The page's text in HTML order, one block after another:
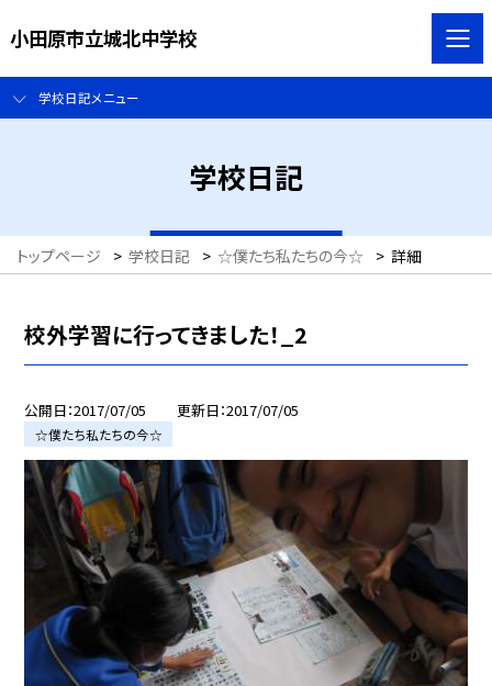
小田原市立城北中学校
学校日記メニュー
学校日記
トップページ > 学校日記 > ☆僕たち私たちの今☆ > 詳細
校外学習に行ってきました！_2
公開日 2017/07/05 更新日 2017/07/05
☆僕たち私たちの今☆